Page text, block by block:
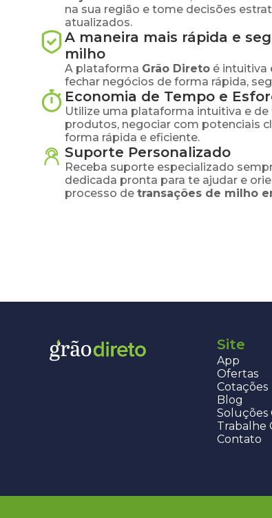
na sua região e tome decisões
atualizados.
A maneira mais rápida e
milho
A plataforma Grão Direto é intuitiva
fechar negócios de forma rápida,
Economia de Tempo e
Utilize uma plataforma intuitiva e
produtos, negociar com potenciais
forma rápida e eficiente.
Suporte Personalizado
Receba suporte especializado
dedicada pronta para te ajudar e
processo de transações de milho
Site
App
Ofertas
Cotações
Blog
Soluções
Trabalhe
Contato